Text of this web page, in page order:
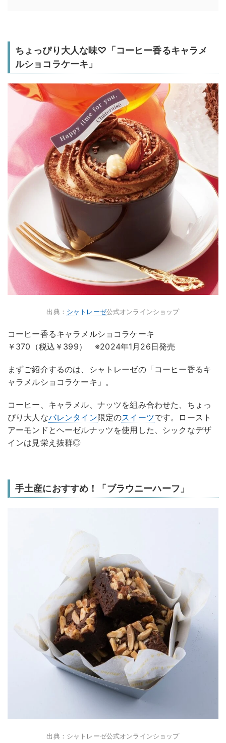
ちょっぴり大人な味♡「コーヒー香るキャラメ
ルショコラケーキ」
出典： シャトレーゼ公式オンラインショップ
コーヒー香るキャラメルショコラケーキ
￥370（税込￥399） ※2024年1月26日発売
まずご紹介するのは、シャトレーゼの「コーヒー香るキ
ャラメルショコラケーキ」。
コーヒー、キャラメル、ナッツを組み合わせた、ちょっ
ぴり大人なバレンタイン限定のスイーツです。ロースト
アーモンドとヘーゼルナッツを使用した、シックなデザ
インは見栄え抜群◎
手土産におすすめ！「ブラウニーハーフ」
出典：シャトレーゼ公式オンラインショップ